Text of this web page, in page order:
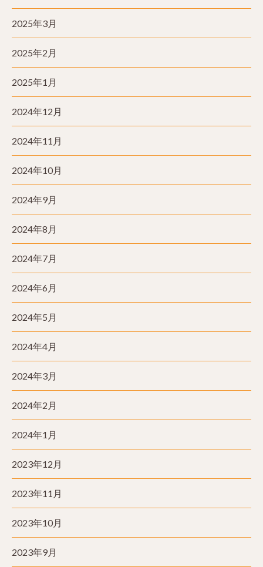
2025年3月
2025年2月
2025年1月
2024年12月
2024年11月
2024年10月
2024年9月
2024年8月
2024年7月
2024年6月
2024年5月
2024年4月
2024年3月
2024年2月
2024年1月
2023年12月
2023年11月
2023年10月
2023年9月